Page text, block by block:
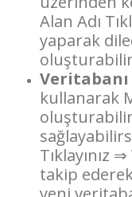
Alan Adı
yaparak
kullanarak
Tıklayınız
takip